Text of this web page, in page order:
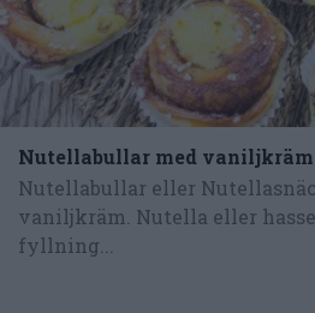
Nutellabullar med vaniljkräm
Nutellabullar eller
vaniljkräm. Nutella eller
fyllning...